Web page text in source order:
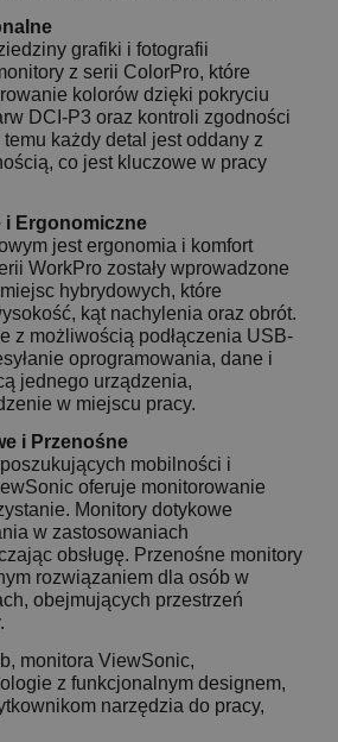
grafiki i fotografii
z serii ColorPro, które
kolorów dzięki pokryciu
DCI-P3 oraz kontroli zgodności
każdy detal jest oddany z
co jest kluczowe w pracy
i Ergonomiczne
jest ergonomia i komfort
WorkPro zostały wprowadzone
hybrydowych, które
kąt nachylenia oraz obrót.
z możliwością podłączenia USB-
oprogramowania, dane i
jednego urządzenia,
w miejscu pracy.
i Przenośne
mobilności i
oferuje monitorowanie
Monitory dotykowe
w zastosowaniach
obsługę. Przenośne monitory
rozwiązaniem dla osób w
obejmujących przestrzeń
monitora ViewSonic,
z funkcjonalnym designem,
narzędzia do pracy,